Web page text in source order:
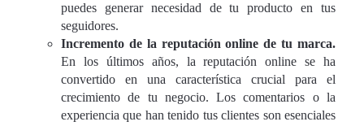
puedes generar necesidad de tu producto en tus
seguidores.
Incremento de la reputación online de tu marca.
En los últimos años, la reputación online se ha
convertido en una característica crucial para el
crecimiento de tu negocio. Los comentarios o la
experiencia que han tenido tus clientes son esenciales